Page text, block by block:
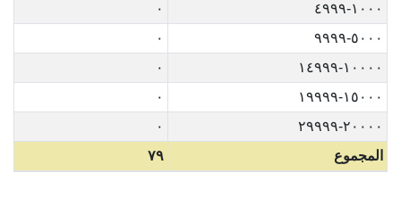
١٠٠٠-٤٩٩٩
٠
٥٠٠٠-٩٩٩٩
٠
١٠٠٠٠-١٤٩٩٩
٠
١٥٠٠٠-١٩٩٩٩
٠
٢٠٠٠٠-٢٩٩٩٩
٠
المجموع
٧٩